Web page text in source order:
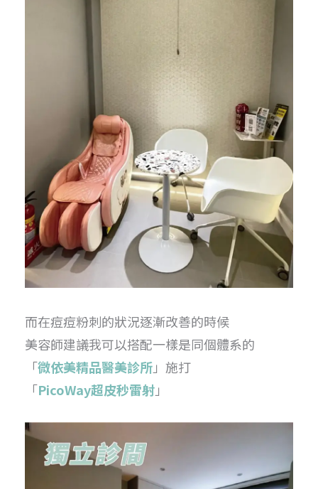
而在痘痘粉刺的狀況逐漸改善的時候
美容師建議我可以搭配一樣是同個體系的
「微依美精品醫美診所」施打
「PicoWay超皮秒雷射」